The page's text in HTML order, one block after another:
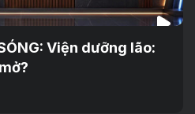
Viện dưỡng lão: